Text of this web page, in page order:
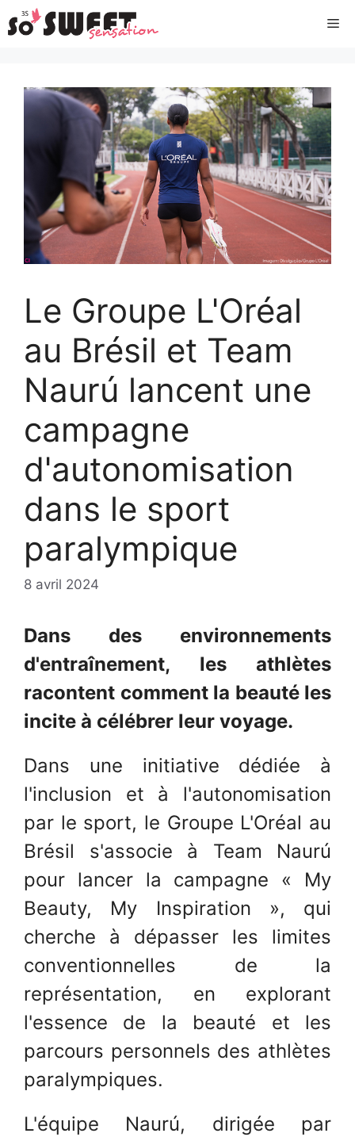
Aller
au
Le Groupe L'Oréal
au Brésil et Team
Naurú lancent une
campagne
d'autonomisation
dans le sport
paralympique
8 avril 2024
Dans des environnements
d'entraînement, les athlètes
racontent comment la beauté les
incite à célébrer leur voyage.
Dans une initiative dédiée à
l'inclusion et à l'autonomisation
par le sport, le Groupe L'Oréal au
Brésil s'associe à Team Naurú
pour lancer la campagne « My
Beauty, My Inspiration », qui
cherche à dépasser les limites
conventionnelles de la
représentation, en explorant
l'essence de la beauté et les
parcours personnels des athlètes
paralympiques.
L'équipe Naurú, dirigée par